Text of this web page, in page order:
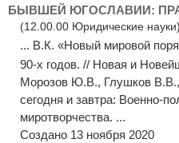
БЫВШЕЙ ЮГОСЛАВИИ:
(12.00.00 Юридические науки)
... В.К. «Новый мировой
90-х годов. // Новая и
Морозов Ю.В., Глушков
сегодня и завтра: Военно-
миротворчества. ...
Создано 13 ноября 2020